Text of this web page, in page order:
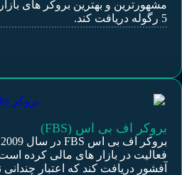
مشهورترین و بهترین بروکر های
5 رگوله دریافت کند.
بروکر اف بی اس (FBS)
آفشور دریافت کند که اعتبار چندانی